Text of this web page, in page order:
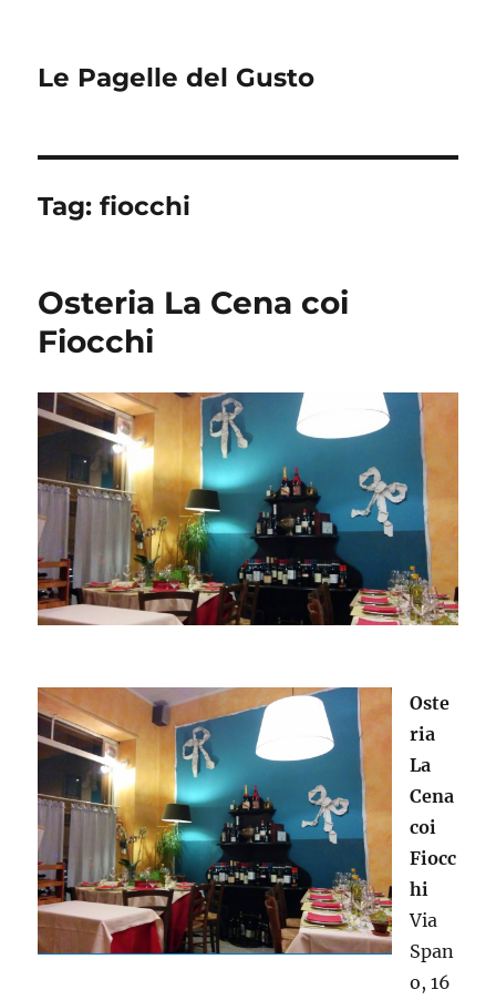
Le Pagelle del Gusto
Tag:fiocchi
Osteria La Cena coi
Fiocchi
Oste
ria
La
Cena
coi
Fiocc
hi
Via
Span
o, 16